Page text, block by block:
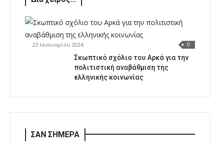
23 Ιανουαρίου 2024 0
Σκωπτικό σχόλιο του Αρκά για την
πολιτιστική αναβάθμιση της
ελληνικής κοινωνίας
ΣΑΝ ΣΗΜΕΡΑ